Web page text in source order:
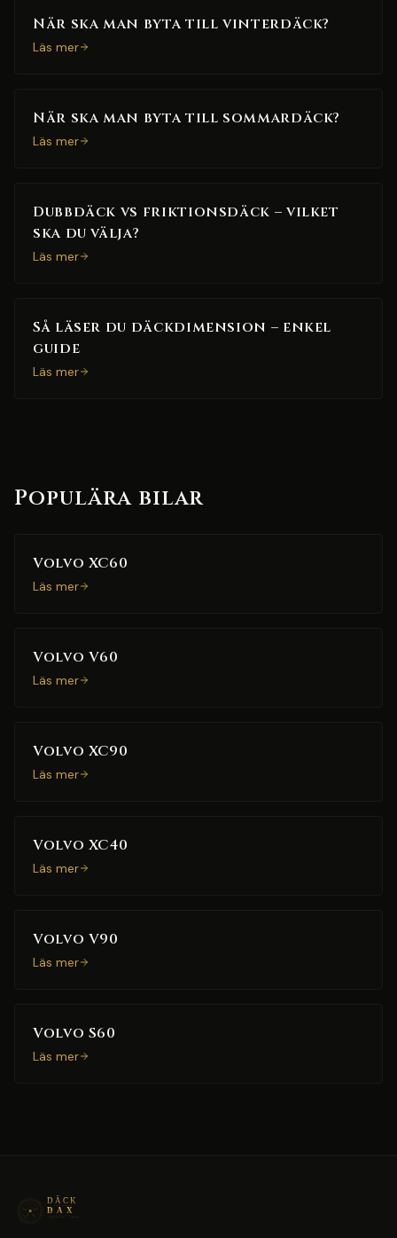
När ska man byta till vinterdäck?
Läs mer
När ska man byta till sommardäck?
Läs mer
Dubbdäck vs friktionsdäck – vilket
ska du välja?
Läs mer
Så läser du däckdimension – enkel
guide
Läs mer
Populära bilar
Volvo XC60
Läs mer
Volvo V60
Läs mer
Volvo XC90
Läs mer
Volvo XC40
Läs mer
Volvo V90
Läs mer
Volvo S60
Läs mer